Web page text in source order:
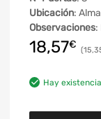
Ubicación:
Observaciones:
18,57€
Hay